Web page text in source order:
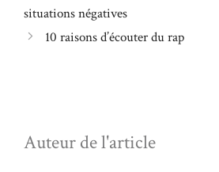
situations négatives
10 raisons d’écouter du rap
Auteur de l'article